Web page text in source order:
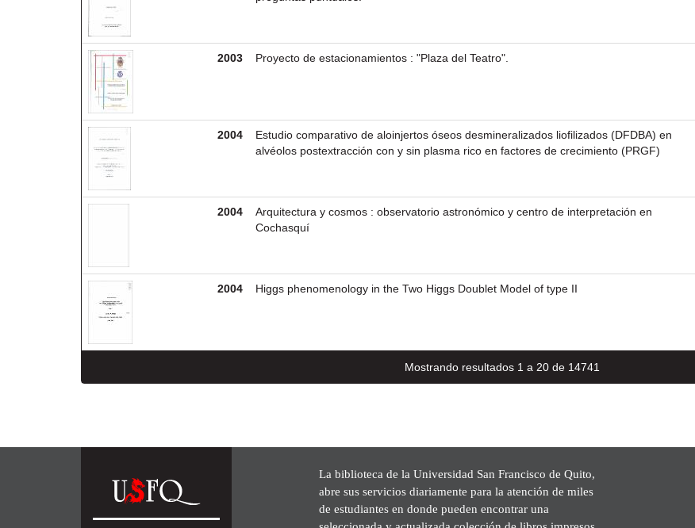
2003 Proyecto de estacionamientos : "Plaza del Teatro".
2004
Estudio comparativo de aloinjertos óseos desmineralizados liofilizados (DFDBA) en
alvéolos postextracción con y sin plasma rico en factores de crecimiento (PRGF)
2004
Arquitectura y cosmos : observatorio astronómico y centro de interpretación en
Cochasquí
2004 Higgs phenomenology in the Two Higgs Doublet Model of type II
Mostrando resultados 1 a 20 de 14741
La biblioteca de la Universidad San Francisco de Quito,
abre sus servicios diariamente para la atención de miles
de estudiantes en donde pueden encontrar una